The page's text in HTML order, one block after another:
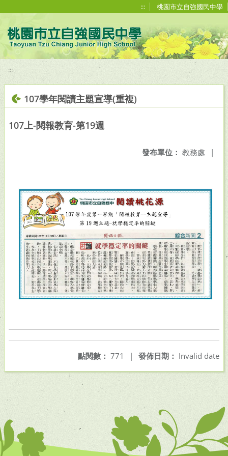
::: 桃園市立自強國民中學
:::
107學年閱讀主題宣導(重複)
107上-閱報教育-第19週
發布單位： 教務處 |
發佈日期： Invalid date
點閱數： 771 |